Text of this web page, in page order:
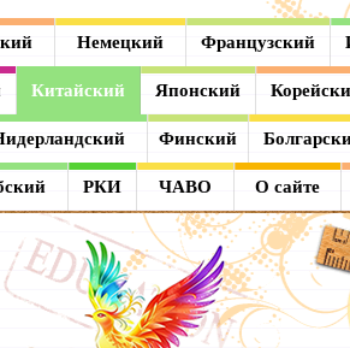
Немецкий Французский
Китайский Японский
Финский
РКИ ЧАВО О сайте